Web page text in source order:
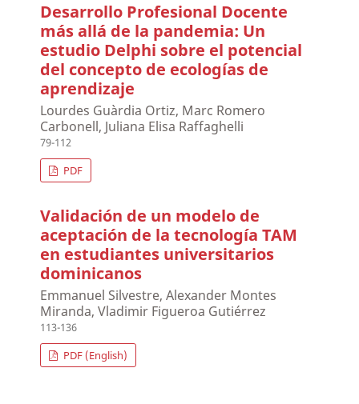
Desarrollo Profesional Docente
más allá de la pandemia: Un
estudio Delphi sobre el potencial
del concepto de ecologías de
aprendizaje
Lourdes Guàrdia Ortiz, Marc Romero
Carbonell, Juliana Elisa Raffaghelli
79-112
PDF
Validación de un modelo de
aceptación de la tecnología TAM
en estudiantes universitarios
dominicanos
Emmanuel Silvestre, Alexander Montes
Miranda, Vladimir Figueroa Gutiérrez
113-136
PDF (English)